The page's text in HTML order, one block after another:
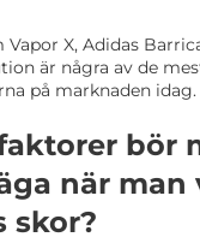
Vapor X, Adidas
är några av de
på marknaden idag.
bör
när man
skor?